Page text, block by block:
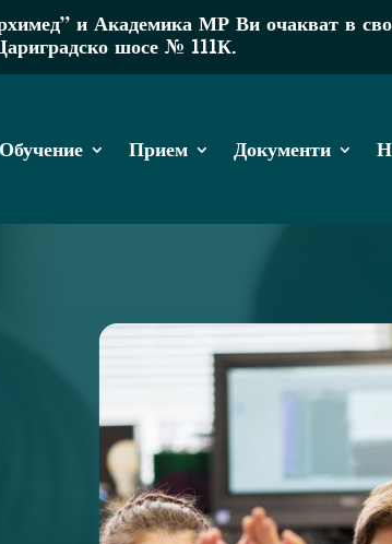
и Академика МР Ви очакват в
шосе № 111К.
Обучение Прием Документи